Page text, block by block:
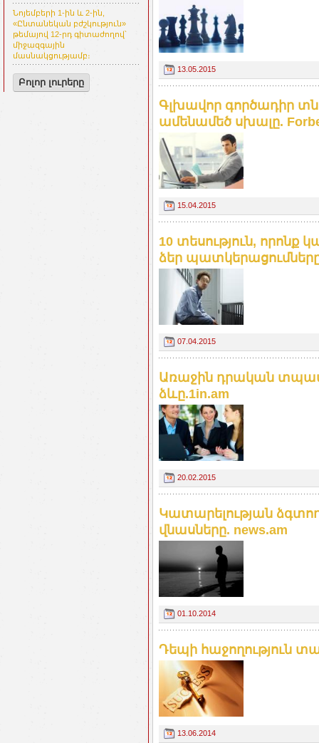
Նոյեմբերի 1-ին և 2-ին,
«Ընտանեկան բժշկություն»
թեմայով 12-րդ գիտաժողով՝
միջազգային
մասնակցությամբ։
Բոլոր լուրերը
13.05.2015
Գլխավոր գործադիր
ամենամեծ սխալը.
15.04.2015
10 տեսություն, որոնք
ձեր
07.04.2015
Առաջին դրական
ձևը.1in.am
20.02.2015
Կատարելության
վնասները. news.am
01.10.2014
Դեպի հաջողություն
13.06.2014